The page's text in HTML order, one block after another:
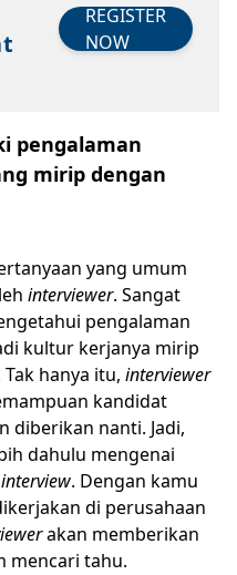
REGISTER
NOW
pengalaman
mirip dengan
yang umum
interviewer. Sangat
pengalaman
kultur kerjanya mirip
hanya itu, interviewer
kandidat
diberikan nanti. Jadi,
dahulu mengenai
interview. Dengan kamu
di perusahaan
akan memberikan
mencari tahu.